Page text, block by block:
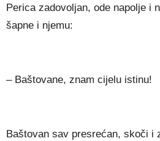
Perica zadovoljan, ode napolje i
šapne i njemu:
– Baštovane, znam cijelu istinu!
Baštovan sav presrećan, skoči i